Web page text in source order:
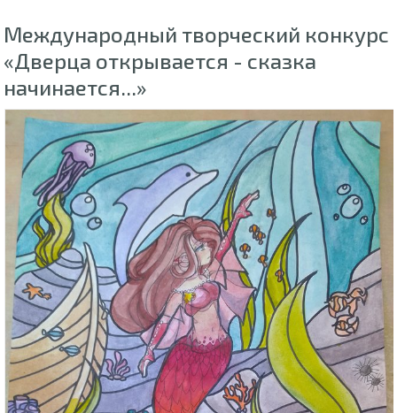
Международный творческий конкурс
«Дверца открывается - сказка
начинается...»